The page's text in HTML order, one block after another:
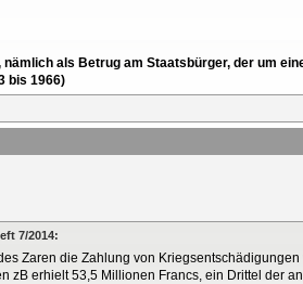
als Betrug am Staatsbürger, der um
bis 1966)
7/2014:
Zaren die Zahlung von
erhielt 53,5 Millionen Francs, ein Drittel der